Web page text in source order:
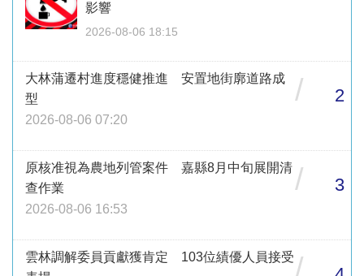
影響
2026-08-06 18:15
大林蒲遷村進度穩健推進 安置地街廓道路成
型
2026-08-06 07:20
/ 2
原核准視為農地列管案件 嘉縣8月中旬展開清
查作業
2026-08-06 16:53
/ 3
雲林調解委員貢獻獲肯定 103位績優人員接受/